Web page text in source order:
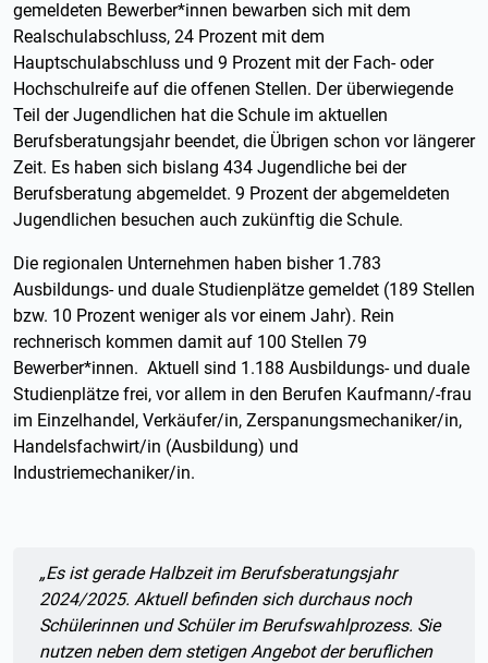
gemeldeten Bewerber*innen bewarben sich mit dem
Realschulabschluss, 24 Prozent mit dem
Hauptschulabschluss und 9 Prozent mit der Fach- oder
Hochschulreife auf die offenen Stellen. Der überwiegende
Teil der Jugendlichen hat die Schule im aktuellen
Berufsberatungsjahr beendet, die Übrigen schon vor längerer
Zeit. Es haben sich bislang 434 Jugendliche bei der
Berufsberatung abgemeldet. 9 Prozent der abgemeldeten
Jugendlichen besuchen auch zukünftig die Schule.
Die regionalen Unternehmen haben bisher 1.783
Ausbildungs- und duale Studienplätze gemeldet (189 Stellen
bzw. 10 Prozent weniger als vor einem Jahr). Rein
rechnerisch kommen damit auf 100 Stellen 79
Bewerber*innen. Aktuell sind 1.188 Ausbildungs- und duale
Studienplätze frei, vor allem in den Berufen Kaufmann/-frau
im Einzelhandel, Verkäufer/in, Zerspanungsmechaniker/in,
Handelsfachwirt/in (Ausbildung) und
Industriemechaniker/in.
Zitat:
„Es ist gerade Halbzeit im Berufsberatungsjahr
2024/2025. Aktuell befinden sich durchaus noch
Schülerinnen und Schüler im Berufswahlprozess. Sie
nutzen neben dem stetigen Angebot der beruflichen